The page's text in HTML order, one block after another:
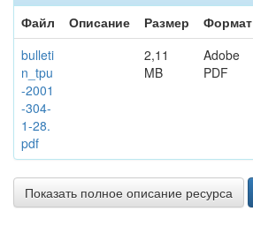
Файл
Описание Размер
Формат
bulleti
n_tpu
-2001
-304-
1-28.
pdf
2,11
MB
Adobe
PDF
Показать полное описание ресурса